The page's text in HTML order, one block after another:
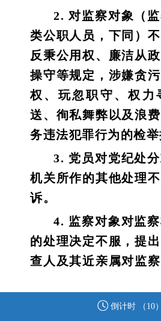
2. 对监察对象（
类公职人员，下同）
反秉公用权、廉洁从
操守等规定，涉嫌贪
权、玩忽职守、权力
送、徇私舞弊以及浪
务违法犯罪行为的检举
3. 党员对党纪处
机关所作的其他处理
诉。
4. 监察对象对监
的处理决定不服，提
查人及其近亲属对监
法权益的行为，提出的
倒计时 （ 10